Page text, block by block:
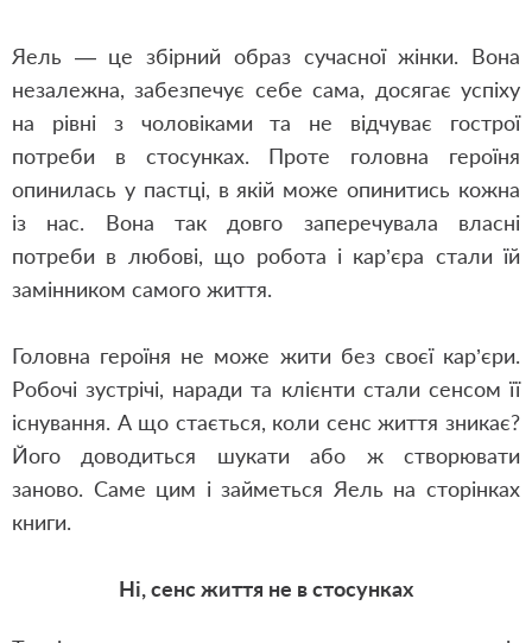
Яель — це збірний образ сучасної жінки. Вона
незалежна, забезпечує себе сама, досягає успіху
на рівні з чоловіками та не відчуває гострої
потреби в стосунках. Проте головна героїня
опинилась упастці, в якій може опинитись кожна
із нас. Вона так довго заперечувала власні
потреби в любові, що робота і кар’єра стали їй
замінником самого життя.
Головна героїня не може жити без своєї кар’єри.
Робочі зустрічі, наради та клієнти стали сенсом її
існування. А що стається, коли сенс життя зникає?
Його доводиться шукати або ж створювати
заново. Саме цим і займеться Яель на сторінках
книги.
Ні, сенс життя не в стосунках